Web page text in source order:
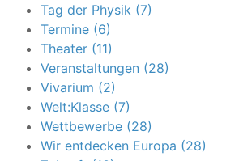
Tag der Physik (7)
Termine (6)
Theater (11)
Veranstaltungen (28)
Vivarium (2)
Welt:Klasse (7)
Wettbewerbe (28)
Wir entdecken Europa (28)